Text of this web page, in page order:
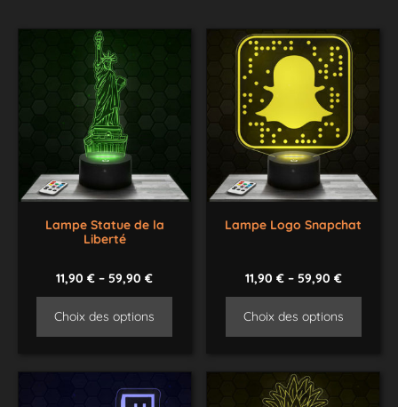
Lampe Statue de la
Liberté
11,90€ –59,90€
Choix des options
Lampe Logo Snapchat
11,90 €– 59,90 €
Choix des options